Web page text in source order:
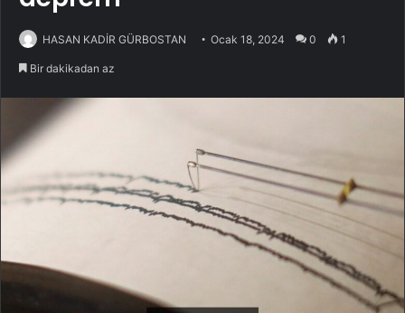
HASAN KADİR GÜRBOSTAN Ocak 18, 2024 0 1
Bir dakikadan az